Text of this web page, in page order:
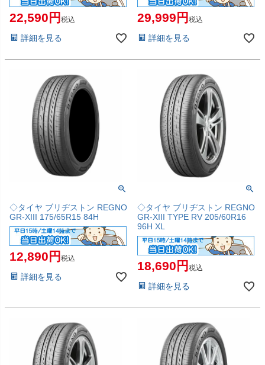
22,590 税込
詳細を見る
29,999 税込
詳細を見る
◇タイヤ ブリヂストン REGNO
GR-XIII 175/65R15 84H
12,890 税込
詳細を見る
◇タイヤ ブリヂストン REGNO
GR-XIII TYPE RV 205/60R16
96H XL
18,690 税込
詳細を見る